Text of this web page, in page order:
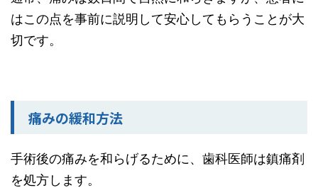
はこの点を事前に説明して安心してもらうことが大
切です。
痛みの緩和方法
手術後の痛みを和らげるために、歯科医師は鎮痛剤
を処方します。